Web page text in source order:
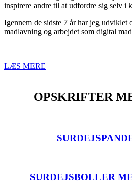
inspirere andre til at udfordre sig selv i
Igennem de sidste 7 år har jeg udviklet
madlavning og arbejdet som digital
LÆS MERE
OPSKRIFTER
SURDEJSBOLLER